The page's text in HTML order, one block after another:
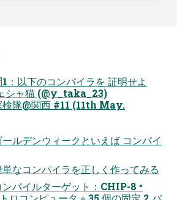
以下のコンパイラを 証明せよ
シャ猫 (@y_taka_23)
隊@関西 #11 (11th May.
ルデンウィークといえば コンパイ
なコンパイラを正しく作ってみる
パイルターゲット：CHIP-8 •